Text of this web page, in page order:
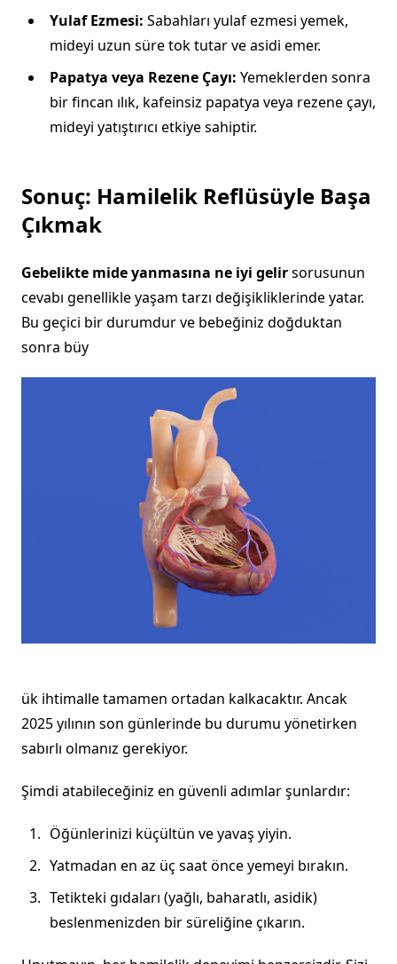
Yulaf Ezmesi: Sabahları yulaf ezmesi yemek,
mideyi uzun süre tok tutar ve asidi emer.
Papatya veya Rezene Çayı: Yemeklerden sonra
bir fincan ılık, kafeinsiz papatya veya rezene çayı,
mideyi yatıştırıcı etkiye sahiptir.
Sonuç: Hamilelik Reflüsüyle Başa
Çıkmak
Gebelikte mide yanmasına ne iyi gelirsorusunun
cevabı genellikle yaşam tarzı değişikliklerinde yatar.
Bu geçici bir durumdur ve bebeğiniz doğduktan
sonra büy
ük ihtimalle tamamen ortadan kalkacaktır. Ancak
2025 yılının son günlerinde bu durumu yönetirken
sabırlı olmanız gerekiyor.
Şimdi atabileceğiniz en güvenli adımlar şunlardır:
Öğünlerinizi küçültün ve yavaş yiyin.
Yatmadan en az üç saat önce yemeyi bırakın.
Tetikteki gıdaları (yağlı, baharatlı, asidik)
beslenmenizden bir süreliğine çıkarın.